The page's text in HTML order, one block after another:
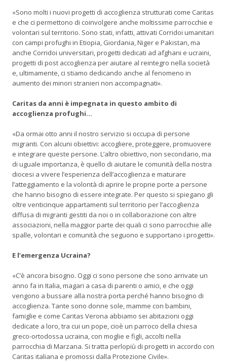
«Sono molti i nuovi progetti di accoglienza strutturati come Caritas
e che ci permettono di coinvolgere anche moltissime parrocchie e
volontari sul territorio. Sono stati, infatti, attivati Corridoi umanitari
con campi profughi in Etiopia, Giordania, Niger e Pakistan, ma
anche Corridoi universitari, progetti dedicati ad afghani e ucraini,
progetti di post accoglienza per aiutare al reintegro nella società
e, ultimamente, ci stiamo dedicando anche al fenomeno in
aumento dei minori stranieri non accompagnati».
Caritas da anni è impegnata in questo ambito di
accoglienza profughi…
«Da ormai otto anni il nostro servizio si occupa di persone
migranti. Con alcuni obiettivi: accogliere, proteggere, promuovere
e integrare queste persone. L’altro obiettivo, non secondario, ma
di uguale importanza, è quello di aiutare le comunità della nostra
diocesi a vivere l’esperienza dell’accoglienza e maturare
l’atteggiamento e la volontà di aprire le proprie porte a persone
che hanno bisogno di essere integrate. Per questo si spiegano gli
oltre venticinque appartamenti sul territorio per l’accoglienza
diffusa di migranti gestiti da noi o in collaborazione con altre
associazioni, nella maggior parte dei quali ci sono parrocchie alle
spalle, volontari e comunità che seguono e supportano i progetti».
E l’emergenza Ucraina?
«C’è ancora bisogno. Oggi ci sono persone che sono arrivate un
anno fa in Italia, magari a casa di parenti o amici, e che oggi
vengono a bussare alla nostra porta perché hanno bisogno di
accoglienza. Tante sono donne sole, mamme con bambini,
famiglie e come Caritas Verona abbiamo sei abitazioni oggi
dedicate a loro, tra cui un pope, cioè un parroco della chiesa
greco-ortodossa ucraina, con moglie e figli, accolti nella
parrocchia di Marzana. Si tratta perlopiù di progetti in accordo con
Caritas italiana e promossi dalla Protezione Civile».